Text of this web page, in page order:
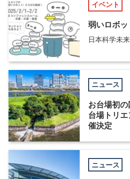
イベント
弱いロボッ
日本科学未
ニュース
お台場初
台場トリ
催決定
ニュース